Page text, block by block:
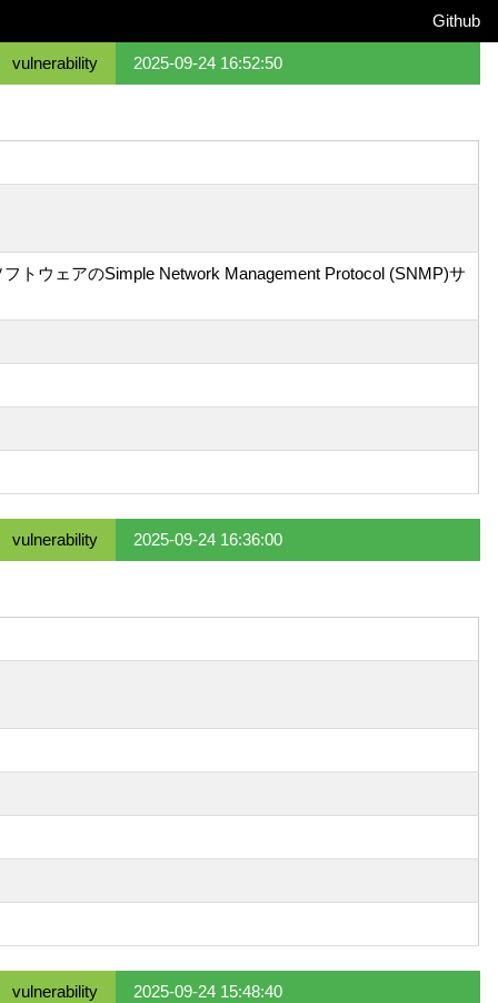
Github
vulnerability 2025-09-24 16:52:50
トウェアのSimple Network Management Protocol (SNMP)サ
vulnerability 2025-09-24 16:36:00
vulnerability 2025-09-24 15:48:40